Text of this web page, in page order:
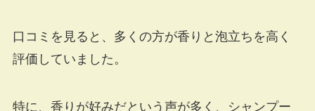
口コミを見ると、多くの方が香りと泡立ちを高く
評価していました。
特に、香りが好みだという声が多く、シャンプー